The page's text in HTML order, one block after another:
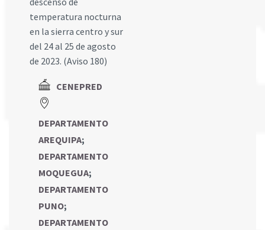
temperatura nocturna
en la sierra centro y sur
del 24 al 25 de agosto
de 2023. (Aviso 180)
CENEPRED
DEPARTAMENTO
AREQUIPA;
DEPARTAMENTO
MOQUEGUA;
DEPARTAMENTO
PUNO;
DEPARTAMENTO